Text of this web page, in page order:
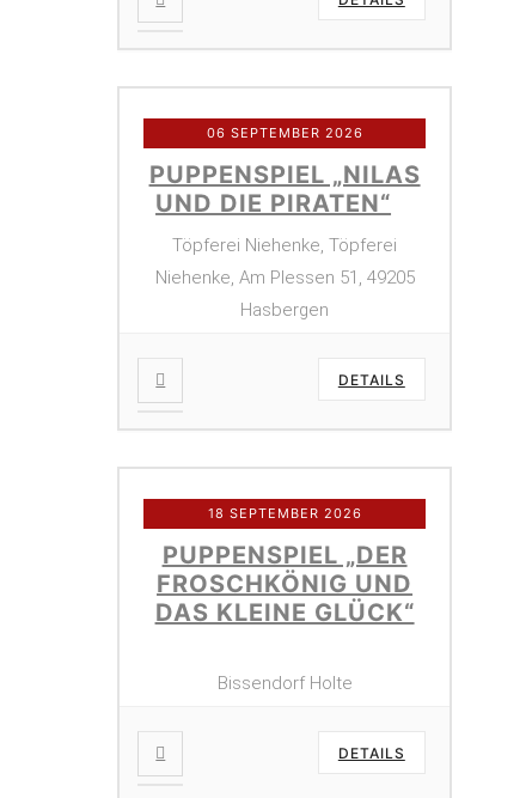
06 SEPTEMBER 2026
PUPPENSPIEL „NILAS
UND DIE PIRATEN“
Töpferei Niehenke, Töpferei
Niehenke, Am Plessen 51, 49205
Hasbergen
DETAILS
18 SEPTEMBER 2026
PUPPENSPIEL „DER
FROSCHKÖNIG UND
DAS KLEINE GLÜCK“
Bissendorf Holte
DETAILS